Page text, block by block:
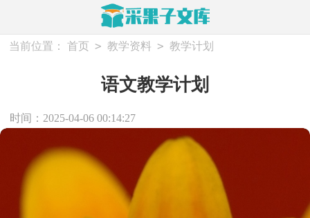
当前位置： 首页 > 教学资料 > 教学计划
语文教学计划
时间：2025-04-06 00:14:27